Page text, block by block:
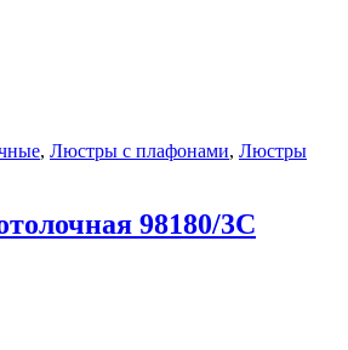
, Люстры с плафонами, Люстры
98180/3C